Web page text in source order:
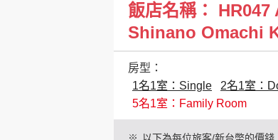
飯店名稱：
Shinano Omachi
房型：
1名1室：Single
2名1室：
5名1室：Family Room